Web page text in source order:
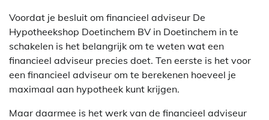
Voordat je besluit om financieel adviseur De
Hypotheekshop Doetinchem BV in Doetinchem in te
schakelen is het belangrijk om te weten wat een
financieel adviseur precies doet. Ten eerste is het voor
een financieel adviseur om te berekenen hoeveel je
maximaal aan hypotheek kunt krijgen.
Maar daarmee is het werk van de financieel adviseur